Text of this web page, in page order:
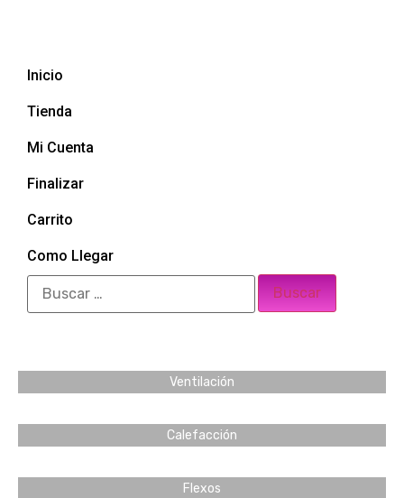
Inicio
Tienda
Mi Cuenta
Finalizar
Carrito
Como Llegar
Ventilación
Calefacción
Flexos